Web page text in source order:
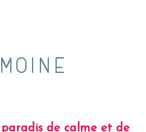
de calme et de